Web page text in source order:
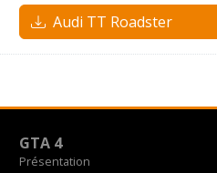
Audi TT Roadster
GTA 4
Présentation